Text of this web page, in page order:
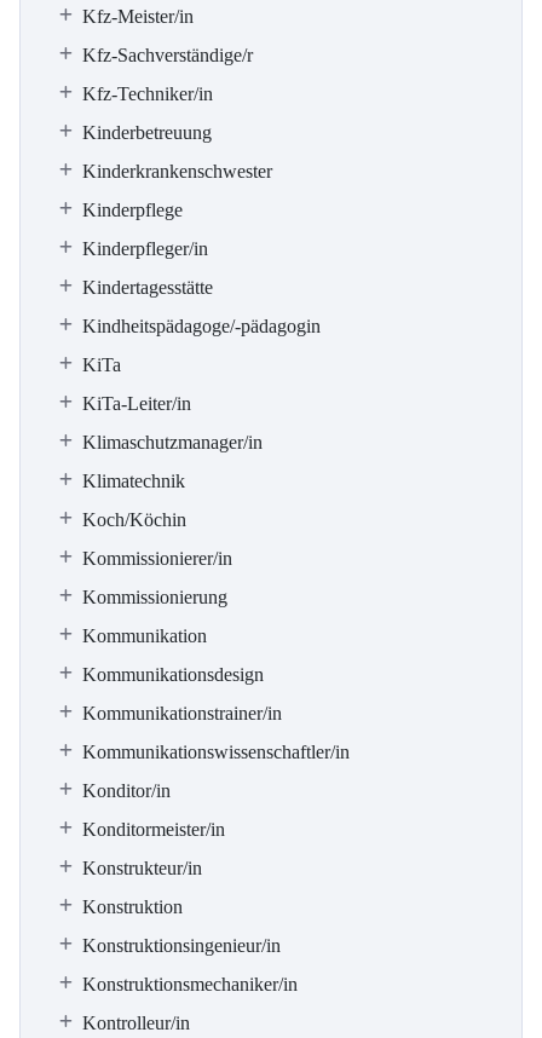
Kfz-Meister/in
Kfz-Sachverständige/r
Kfz-Techniker/in
Kinderbetreuung
Kinderkrankenschwester
Kinderpflege
Kinderpfleger/in
Kindertagesstätte
Kindheitspädagoge/-pädagogin
KiTa
KiTa-Leiter/in
Klimaschutzmanager/in
Klimatechnik
Koch/Köchin
Kommissionierer/in
Kommissionierung
Kommunikation
Kommunikationsdesign
Kommunikationstrainer/in
Kommunikationswissenschaftler/in
Konditor/in
Konditormeister/in
Konstrukteur/in
Konstruktion
Konstruktionsingenieur/in
Konstruktionsmechaniker/in
Kontrolleur/in